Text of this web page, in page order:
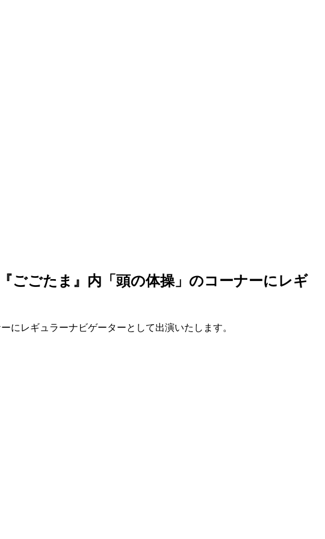
ごごたま』内「頭の体操」のコーナーにレギ
レギュラーナビゲーターとして出演いたします。